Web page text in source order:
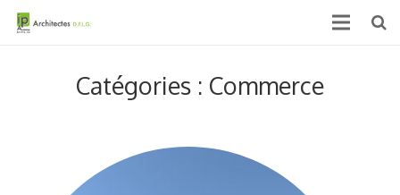
Qui sommes nous ?
Actualités & médias
Catégories : Commerce